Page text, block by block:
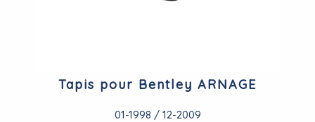
Tapis pour Bentley ARNAGE
01-1998 / 12-2009